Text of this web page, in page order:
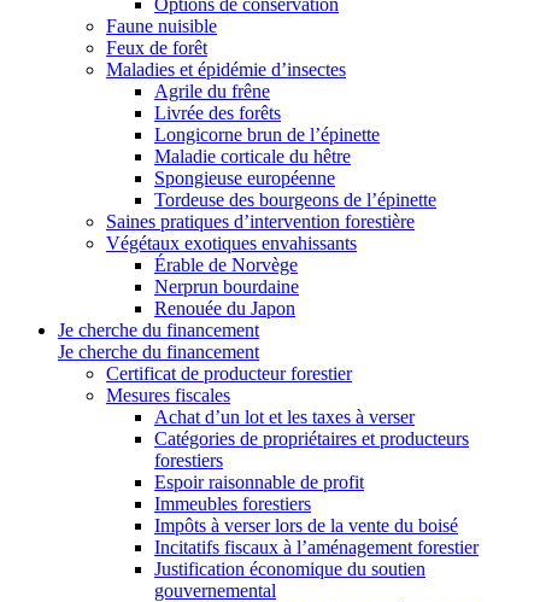
Options de conservation
Faune nuisible
Feux de forêt
Maladies et épidémie d’insectes
Agrile du frêne
Livrée des forêts
Longicorne brun de l’épinette
Maladie corticale du hêtre
Spongieuse européenne
Tordeuse des bourgeons de l’épinette
Saines pratiques d’intervention forestière
Végétaux exotiques envahissants
Érable de Norvège
Nerprun bourdaine
Renouée du Japon
Je cherche du financement
Je cherche du financement
Certificat de producteur forestier
Mesures fiscales
Achat d’un lot et les taxes à verser
Catégories de propriétaires et producteurs
forestiers
Espoir raisonnable de profit
Immeubles forestiers
Impôts à verser lors de la vente du boisé
Incitatifs fiscaux à l’aménagement forestier
Justification économique du soutien
gouvernemental